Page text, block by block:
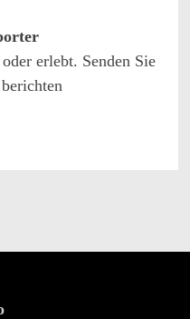
erlebt. Senden Sie